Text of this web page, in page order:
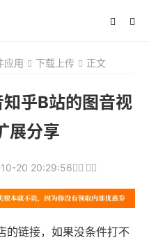
应用 下载上传 正文
乎B站的图音视
展分享
20 20:29:56
的链接，如果没条件打不